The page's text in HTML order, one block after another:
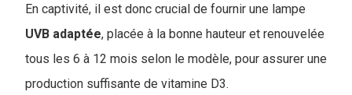
En captivité, il est donc crucial de fournir une lampe
UVB adaptée, placée à la bonne hauteur et renouvelée
tous les 6 à 12 mois selon le modèle, pour assurer une
production suffisante de vitamine D3.